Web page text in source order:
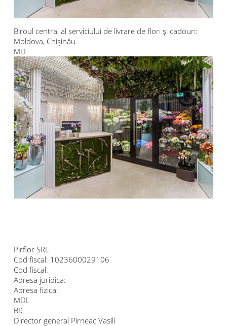
Biroul central al serviciului de livrare de flori și cadouri:
Moldova, Chișinău
MD
Pirflor SRL
Cod fiscal: 1023600029106
Cod fiscal:
Adresa juridica:
Adresa fizica:
MDL
BIC
Director general Pirneac Vasili